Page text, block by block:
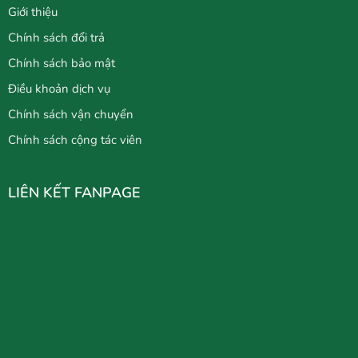
Giới thiệu
Chính sách đổi trả
Chính sách bảo mật
Điều khoản dịch vụ
Chính sách vận chuyển
Chính sách cộng tác viên
LIÊN KẾT FANPAGE